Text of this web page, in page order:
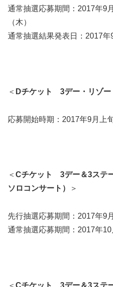
通常抽選応募期間：2017年9
（木）
通常抽選結果発表日：2017年
＜ Dチケット 3デー・リゾー
応募開始時期：2017年9月上
＜ Cチケット 3デー＆3ステ
ソロコンサート）
＞
先行抽選応募期間：2017年9
通常抽選応募期間：2017年10
＜ Cチケット 3デー＆3ステ